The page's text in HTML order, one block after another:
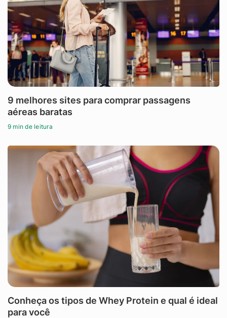
9 melhores sites para comprar passagens
aéreas baratas
9 min de leitura
Conheça os tipos de Whey Protein e qual é ideal
para você